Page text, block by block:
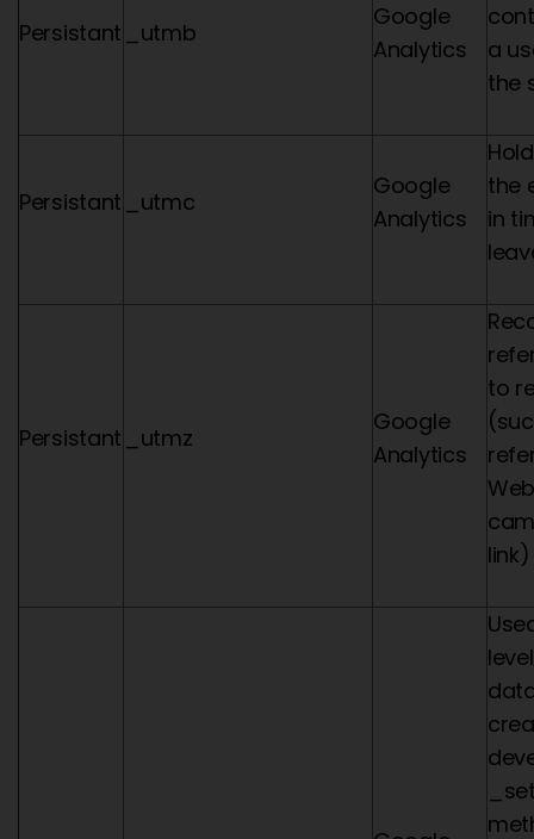
Persistant _utmb
Google
Analytics
a
the
Persistant _utmc
Google
Analytics
the
in
Persistant _utmz
Google
Analytics
to
link)